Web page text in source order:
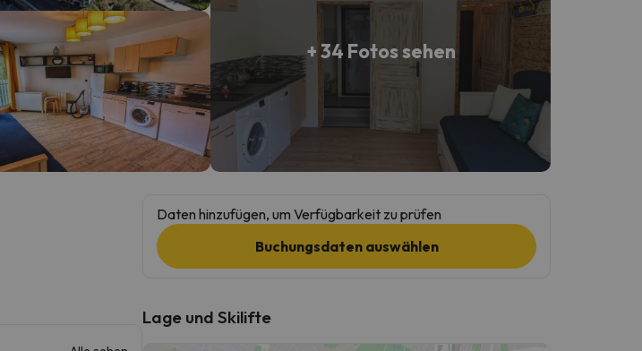
+ 34 Fotos sehen
Daten hinzufügen, um Verfügbarkeit zu prüfen
Buchungsdaten auswählen
Lage und Skilifte